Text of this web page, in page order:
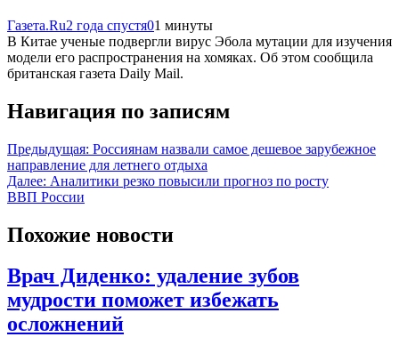
Газета.Ru2 года спустя01 минуты
В Китае ученые подвергли вирус Эбола мутации для изучения
модели его распространения на хомяках. Об этом сообщила
британская газета Daily Mail.
Навигация по записям
Предыдущая: Россиянам назвали самое дешевое зарубежное
направление для летнего отдыха
Далее: Аналитики резко повысили прогноз по росту
ВВП России
Похожие новости
Врач Диденко: удаление зубов
мудрости поможет избежать
осложнений